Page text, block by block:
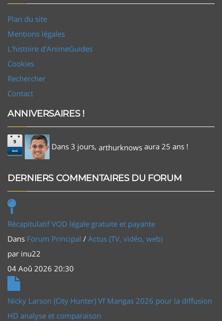
Plan du site
Mentions légales
L'histoire d'AnimeGuides
Cookies
Rechercher
Contact
ANNIVERSAIRES !
9
Aoû Dans 3 jours, arthurknows aura 25 ans !
DERNIERS COMMENTAIRES DU FORUM
Récapitulatif VOD légale gratuite et payante
Dans Forum Principal / Actus (TV, vidéo, web)
par inu22
04 Aoû 2026 20:30
Nicky Larson (City Hunter) Vf Mangas 2026 pour la diffusion
HD analyse et comparaison